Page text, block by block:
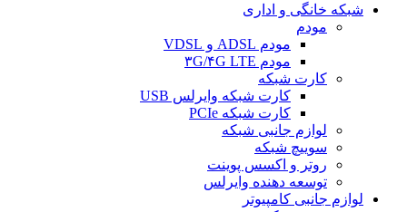
شبکه خانگی و اداری
مودم
مودم ADSL و VDSL
مودم ۳G/۴G LTE
کارت شبکه
کارت شبکه وایرلس USB
کارت شبکه PCIe
لوازم جانبی شبکه
سوییچ شبکه
روتر و اکسس پوینت
توسعه دهنده وایرلس
لوازم جانبی کامپیوتر